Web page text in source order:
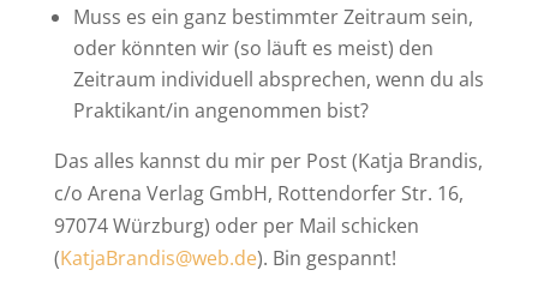
Muss es ein ganz bestimmter Zeitraum sein,
oder könnten wir (so läuft es meist) den
Zeitraum individuell absprechen, wenn du als
Praktikant/in angenommen bist?
Das alles kannst du mir per Post (Katja Brandis,
c/o Arena Verlag GmbH, Rottendorfer Str. 16,
97074 Würzburg) oder per Mail schicken
(KatjaBrandis@web.de). Bin gespannt!